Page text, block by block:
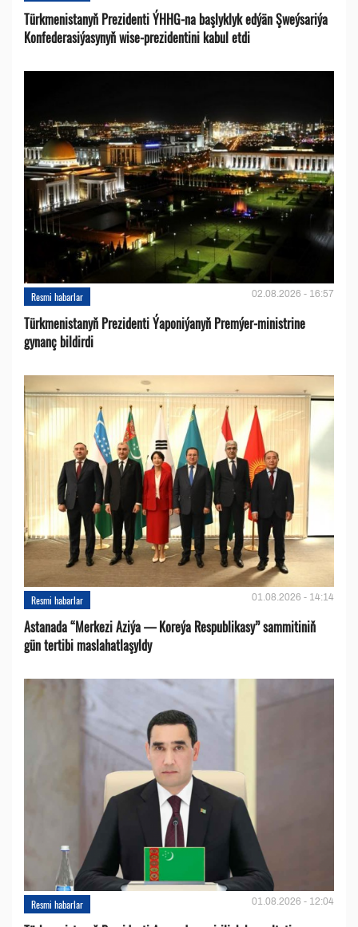
Türkmenistanyň Prezidenti ÝHHG-na başlyklyk edýän Şweýsariýa
Konfederasiýasynyň wise-prezidentini kabul etdi
Resmi habarlar 02.08.2026 - 16:57
Türkmenistanyň Prezidenti Ýaponiýanyň Premýer-ministrine
gynanç bildirdi
Resmi habarlar 01.08.2026 - 14:14
Astanada “Merkezi Aziýa — Koreýa Respublikasy” sammitiniň
gün tertibi maslahatlaşyldy
Resmi habarlar 01.08.2026 - 12:04